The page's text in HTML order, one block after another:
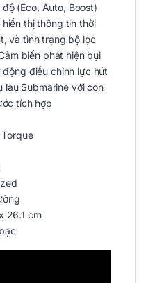
độ (Eco, Auto, Boost)
hiển thị thông tin thời
và tình trạng bộ lọc
biến phát hiện bụi
động điều chỉnh lực hút
lau Submarine với con
tích hợp
26.1 cm